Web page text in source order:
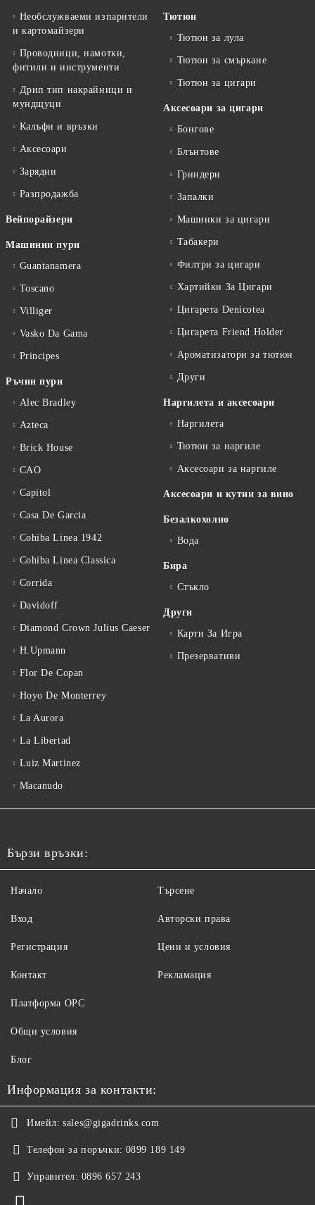
Необслужваеми изпарители
и картомайзери
Проводници, намотки,
фитили и инструменти
Дрип тип накрайници и
мундщуци
Калъфи и връзки
Аксесоари
Зарядни
Разпродажба
Вейпорайзери
Машинни пури
Guantanamera
Toscano
Villiger
Vasko Da Gama
Principes
Ръчни пури
Alec Bradley
Azteca
Brick House
CAO
Capitol
Casa De Garcia
Cohiba Linea 1942
Cohiba Linea Classica
Corrida
Davidoff
Diamond Crown Julius Caeser
H.Upmann
Flor De Copan
Hoyo De Monterrey
La Aurora
La Libertad
Luiz Martinez
Macanudo
Тютюн
Тютюн за лула
Тютюн за смъркане
Тютюн за цигари
Аксесоари за цигари
Бонгове
Блънтове
Гриндери
Запалки
Машинки за цигари
Табакери
Филтри за цигари
Хартийки За Цигари
Цигарета Denicotea
Цигарета Friend Holder
Ароматизатори за тютюн
Други
Наргилета и аксесоари
Наргилета
Тютюн за наргиле
Аксесоари за наргиле
Аксесоари и кутии за вино
Безалкохолно
Вода
Бира
Стъкло
Други
Карти За Игра
Презервативи
Бързи връзки:
Начало
Вход
Регистрация
Контакт
Търсене
Авторски права
Цени и условия
Рекламация
Платформа ОРС
Общи условия
Блог
Информация за контакти:
Имейл: sales@gigadrinks.com
Телефон за поръчки: 0899 189 149
Управител: 0896 657 243